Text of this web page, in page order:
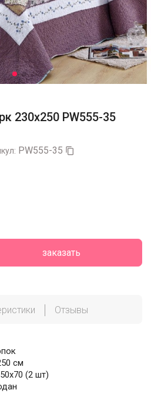
230х250 PW555-35
PW555-35 
заказать
Отзывы
см
50x70 (2 шт)